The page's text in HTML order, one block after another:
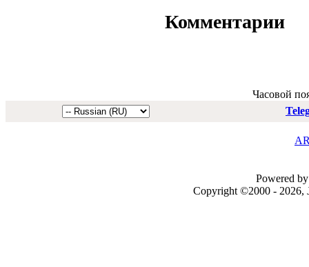
Комментарии
Часовой
Powered
Copyright ©2000 - 2026,